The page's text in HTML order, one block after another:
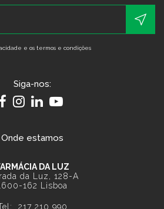
e os termos e condições
Siga-nos:
Onde estamos
DA LUZ
da Luz, 128-A
162 Lisboa
217 210 990